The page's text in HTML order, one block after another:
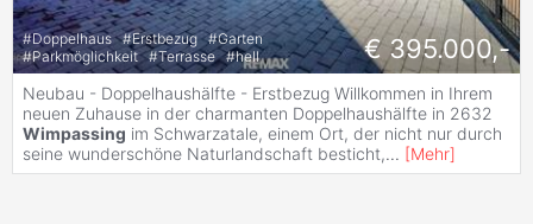
#Doppelhaus #Erstbezug #Garten
#Parkmöglichkeit #Terrasse #hell € 395.000,-
Neubau - Doppelhaushälfte - Erstbezug Willkommen in Ihrem
neuen Zuhause in der charmanten Doppelhaushälfte in 2632
Wimpassing im Schwarzatale, einem Ort, der nicht nur durch
seine wunderschöne Naturlandschaft besticht,... [Mehr]